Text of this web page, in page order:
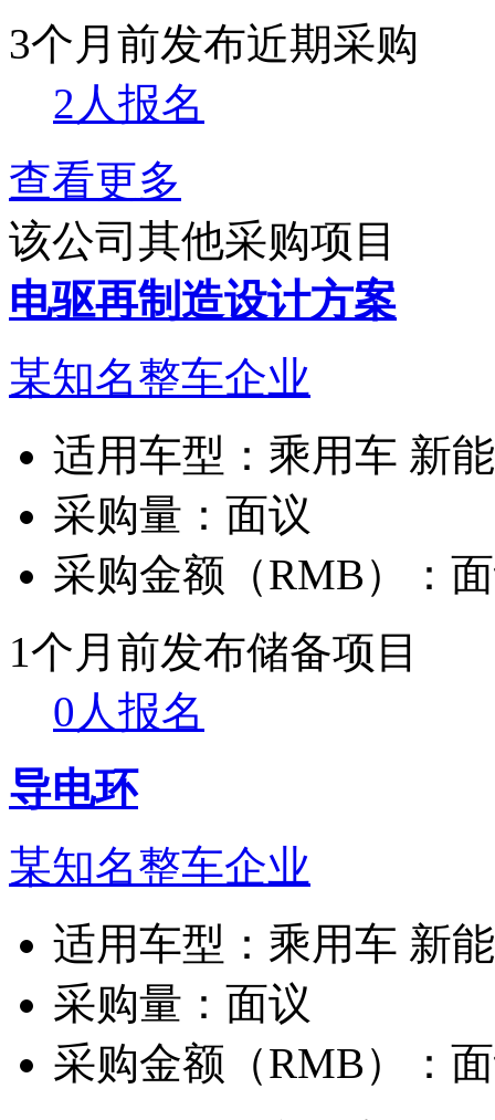
3个月前发布近期采购
2人报名
查看更多
该公司其他采购项目
电驱再制造设计方案
某知名整车企业
适用车型： 乘用车 新
采购量： 面议
采购金额（RMB）：
1个月前发布储备项目
0人报名
导电环
某知名整车企业
适用车型： 乘用车 新
采购量： 面议
采购金额（RMB）：